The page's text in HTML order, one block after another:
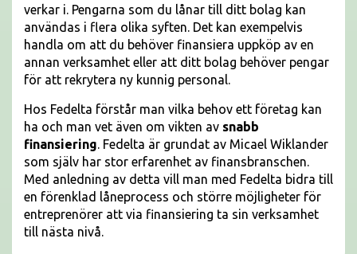
verkar i. Pengarna som du lånar till ditt bolag kan
användas i flera olika syften. Det kan exempelvis
handla om att du behöver finansiera uppköp av en
annan verksamhet eller att ditt bolag behöver pengar
för att rekrytera ny kunnig personal.
Hos Fedelta förstår man vilka behov ett företag kan
ha och man vet även om vikten av snabb
finansiering. Fedelta är grundat av Micael Wiklander
som själv har stor erfarenhet av finansbranschen.
Med anledning av detta vill man med Fedelta bidra till
en förenklad låneprocess och större möjligheter för
entreprenörer att via finansiering ta sin verksamhet
till nästa nivå.